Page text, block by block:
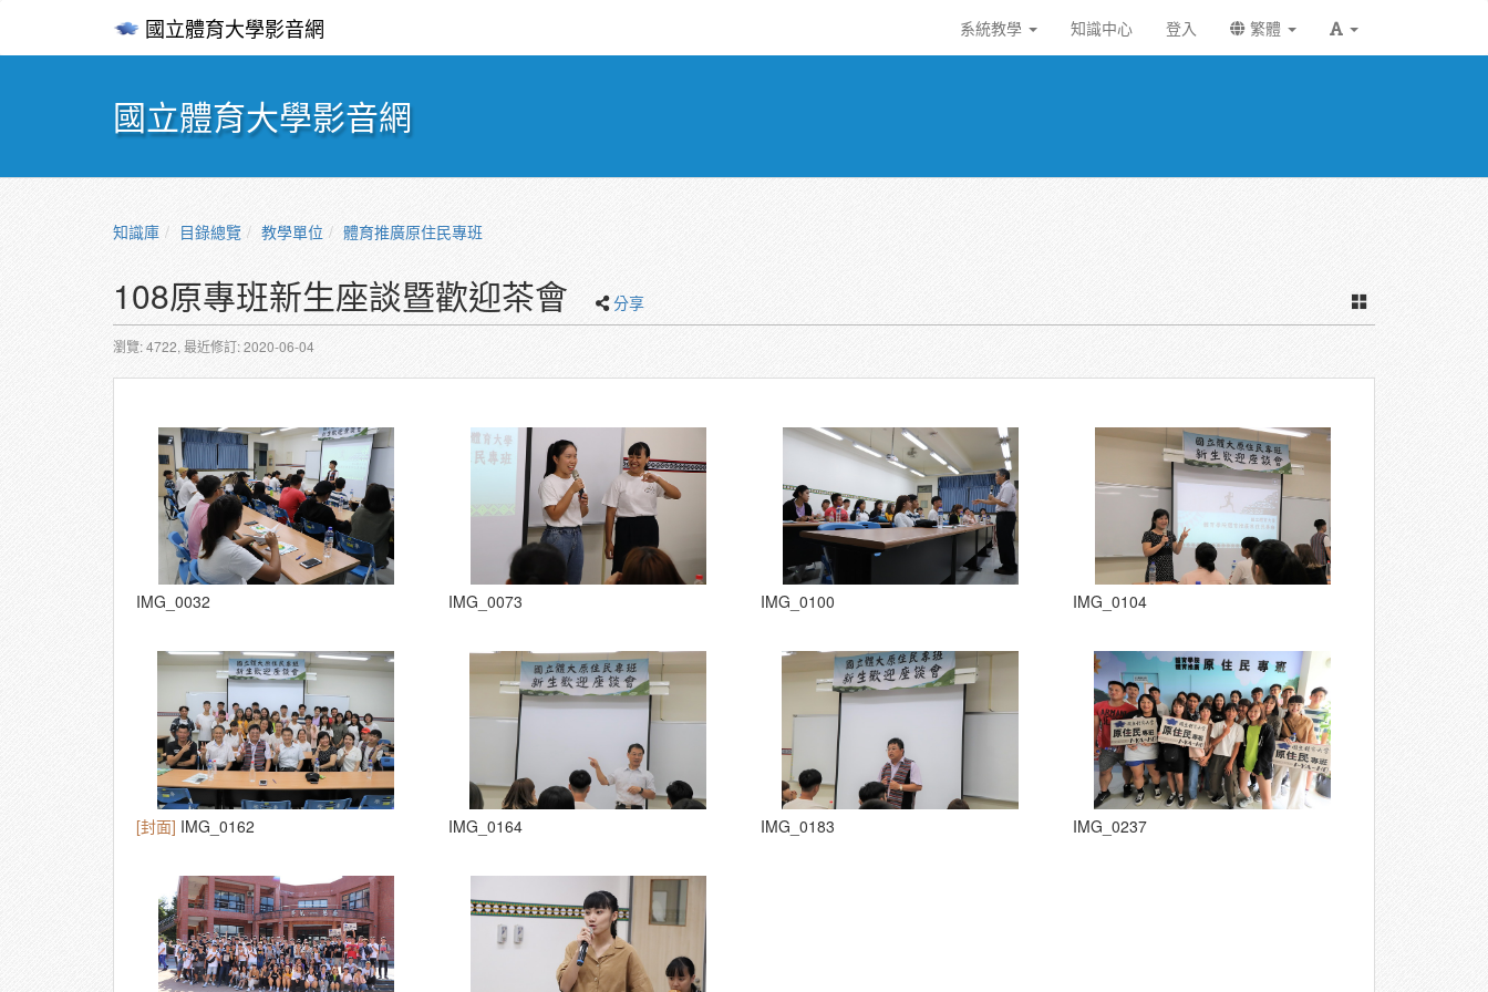
國立體育大學影音網 系統教學 知識中心 登入 繁體
國立體育大學影音網
知識庫 目錄總覽 教學單位 體育推廣原住民專班
108原專班新生座談暨歡迎茶會 分享
瀏覽: 4722, 最近修訂: 2020-06-04
IMG_0032 IMG_0073 IMG_0100 IMG_0104
[封面] IMG_0162 IMG_0164 IMG_0183 IMG_0237